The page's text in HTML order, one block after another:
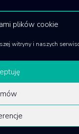
plików cookie
witryny i naszych